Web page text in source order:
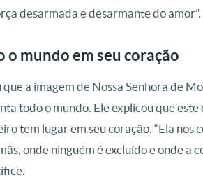
desarmada e desarmante do amor”.
mundo em seu coração
a imagem de Nossa Senhora de
todo o mundo. Ele explicou que
tem lugar em seu coração. “Ela nos
onde ninguém é excluído e onde a